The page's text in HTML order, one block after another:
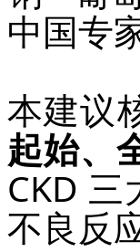
中国专
本建议
起始、
CKD
不良反